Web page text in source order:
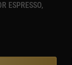
ESPRESSO,